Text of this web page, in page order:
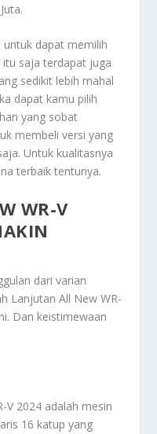
dapat memilih
itu saja terdapat juga
sedikit lebih mahal
dapat kamu pilih
yang sobat
membeli versi yang
Untuk kualitasnya
terbaik tentunya.
WR-V
dari varian
Lanjutan All New WR-
. Dan keistimewaan
V 2024 adalah mesin
16 katup yang